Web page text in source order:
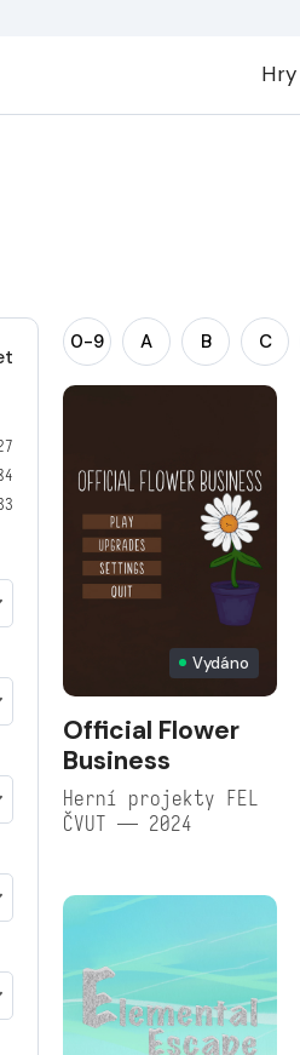
Hry
0-9 A B C
Vydáno
Official Flower
Business
Herní projekty FEL
ČVUT — 2024